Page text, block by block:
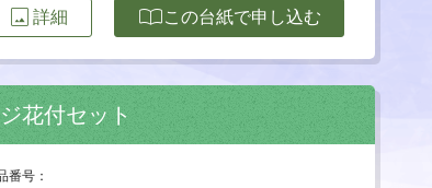
image詳細 import_contactsこの台紙で申し込む
花付セット
番号：